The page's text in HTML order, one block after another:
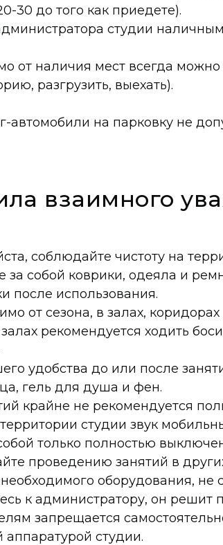
30 до того как приедете).
студии
от наличия мест всегда можно
разгрузить, выехать).
автомобили на парковку не
взаимного
соблюдайте чистоту на
за собой коврики, одеяла и
после использования.
от сезона, в залах,
рекомендуется ходить
удобства до или после
гель для душа и фен.
крайне не рекомендуется
студии звук
только полностью
проведению занятий в
оборудования, не
к администратору, он решит
запрещается
аппаратурой студии.